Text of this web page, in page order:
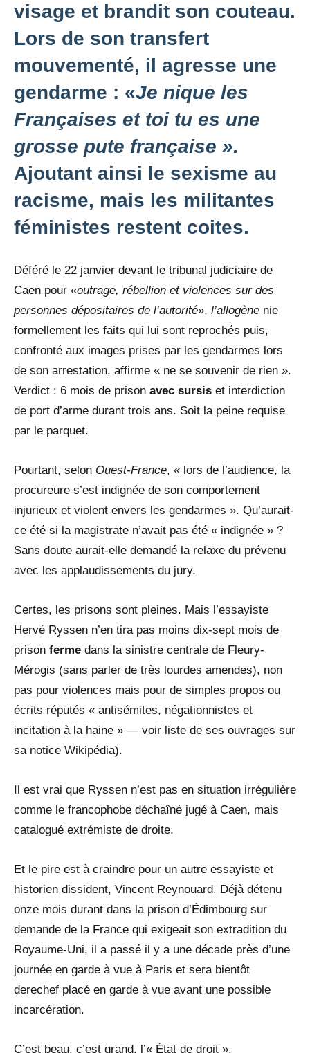
visage et brandit son couteau.
Lors de son transfert
mouvementé, il agresse une
gendarme : «Je nique les
Françaises et toi tu es une
grosse pute française ».
Ajoutant ainsi le sexisme au
racisme, mais les militantes
féministes restent coites.
Déféré le 22 janvier devant le tribunal judiciaire de
Caen pour «outrage, rébellion et violences sur des
personnes dépositaires de l’autorité», l’allogène nie
formellement les faits qui lui sont reprochés puis,
confronté aux images prises par les gendarmes lors
de son arrestation, affirme « ne se souvenir de rien ».
Verdict : 6 mois de prison avec sursis et interdiction
de port d’arme durant trois ans. Soit la peine requise
par le parquet.
Pourtant, selon Ouest-France, « lors de l’audience, la
procureure s’est indignée de son comportement
injurieux et violent envers les gendarmes ». Qu’aurait-
ce été si la magistrate n’avait pas été « indignée » ?
Sans doute aurait-elle demandé la relaxe du prévenu
avec les applaudissements du jury.
Certes, les prisons sont pleines. Mais l’essayiste
Hervé Ryssen n’en tira pas moins dix-sept mois de
prison ferme dans la sinistre centrale de Fleury-
Mérogis (sans parler de très lourdes amendes), non
pas pour violences mais pour de simples propos ou
écrits réputés « antisémites, négationnistes et
incitation à la haine » — voir liste de ses ouvrages sur
sa notice Wikipédia).
Il est vrai que Ryssen n’est pas en situation irrégulière
comme le francophobe déchaîné jugé à Caen, mais
catalogué extrémiste de droite.
Et le pire est à craindre pour un autre essayiste et
historien dissident, Vincent Reynouard. Déjà détenu
onze mois durant dans la prison d’Édimbourg sur
demande de la France qui exigeait son extradition du
Royaume-Uni, il a passé il y a une décade près d’une
journée en garde à vue à Paris et sera bientôt
derechef placé en garde à vue avant une possible
incarcération.
C’est beau, c’est grand, l’« État de droit ».